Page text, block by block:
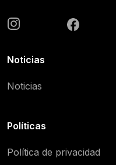
Noticias
Noticias
Políticas
Política de privacidad